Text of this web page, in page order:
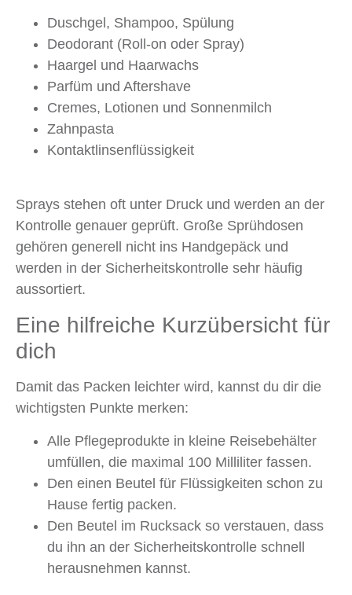
Duschgel, Shampoo, Spülung
Deodorant (Roll-on oder Spray)
Haargel und Haarwachs
Parfüm und Aftershave
Cremes, Lotionen und Sonnenmilch
Zahnpasta
Kontaktlinsenflüssigkeit
Sprays stehen oft unter Druck und werden an der
Kontrolle genauer geprüft. Große Sprühdosen
gehören generell nicht ins Handgepäck und
werden in der Sicherheitskontrolle sehr häufig
aussortiert.
Eine hilfreiche Kurzübersicht für
dich
Damit das Packen leichter wird, kannst du dir die
wichtigsten Punkte merken:
Alle Pflegeprodukte in kleine Reisebehälter
umfüllen, die maximal 100 Milliliter fassen.
Den einen Beutel für Flüssigkeiten schon zu
Hause fertig packen.
Den Beutel im Rucksack so verstauen, dass
du ihn an der Sicherheitskontrolle schnell
herausnehmen kannst.